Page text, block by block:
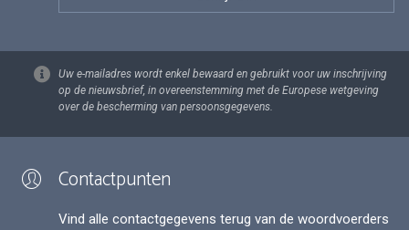
Uw e-mailadres wordt enkel bewaard en gebruikt voor uw inschrijving
op de nieuwsbrief, in overeenstemming met de Europese wetgeving
over de bescherming van persoonsgegevens.
Contactpunten
Vind alle contactgegevens terug van de woordvoerders